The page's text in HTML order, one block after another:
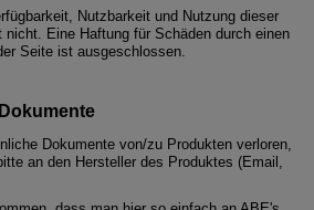
Nutzbarkeit und Nutzung dieser
nicht. Eine Haftung für Schäden durch einen
Seite ist ausgeschlossen.
Dokumente von/zu Produkten verloren,
an den Hersteller des Produktes (Email,